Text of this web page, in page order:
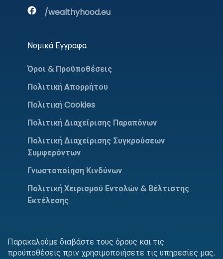
/wealthyhood.eu
Νομικά Έγγραφα
Όροι & Προϋποθέσεις
Πολιτική Απορρήτου
Πολιτική Cookies
Πολιτική Διαχείρισης Παραπόνων
Πολιτική Διαχείρισης Συγκρούσεων
Συμφερόντων
Γνωστοποίηση Κινδύνων
Πολιτική Χειρισμού Εντολών & Βέλτιστης
Εκτέλεσης
Παρακαλούμε διαβάστε τους όρους και τις
προϋποθέσεις πριν χρησιμοποιήσετε τις υπηρεσίες μας.